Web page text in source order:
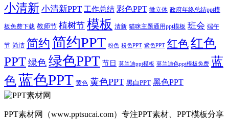
小清新 小清新PPT 工作总结 彩色PPT 微立体 政府年终总结ppt模
板免费下载 教师节 植树节 模板 清新 猫咪主题通用ppt模板 班会 端午
节 简洁 简约 简约PPT 粉色 粉色PPT 紫色PPT 红色红色
PPT 绿色 绿色PPT 节日 莫兰迪ppt模板 莫兰迪色ppt模板免费 蓝
色蓝色PPT 黄色 黄色PPT 黑白PPT 黑色PPT
PPT素材网（www.pptsucai.com）专注PPT素材、PPT模板分享